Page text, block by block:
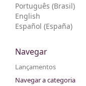
Português (Brasil)
English
Español (España)
Navegar
Lançamentos
Navegar a categoria